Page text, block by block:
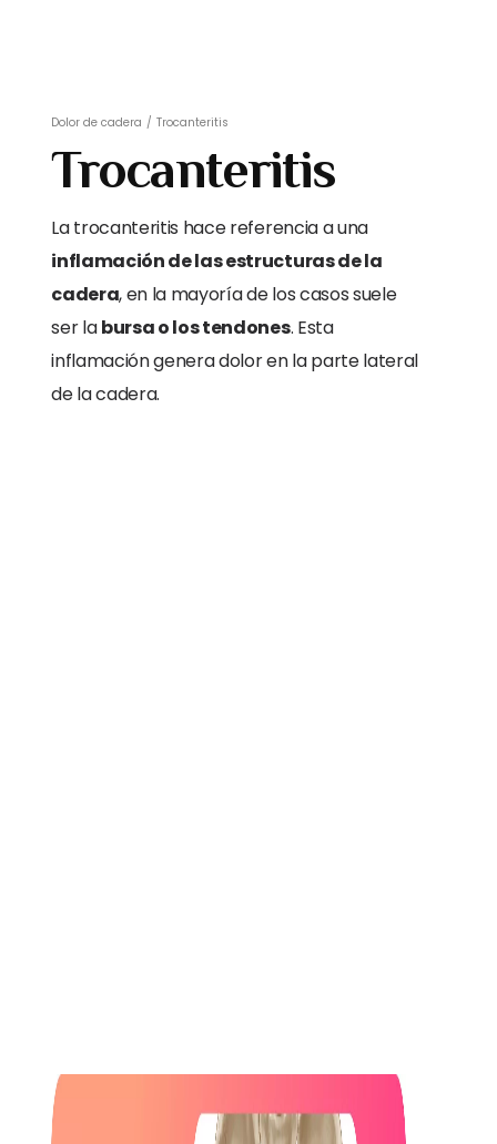
Dolor de cadera / Trocanteritis
Trocanteritis
La trocanteritis hace referencia a una
inflamación de las estructuras de la
cadera, en la mayoría de los casos suele
ser labursa o los tendones. Esta
inflamación genera dolor en la parte lateral
de la cadera.